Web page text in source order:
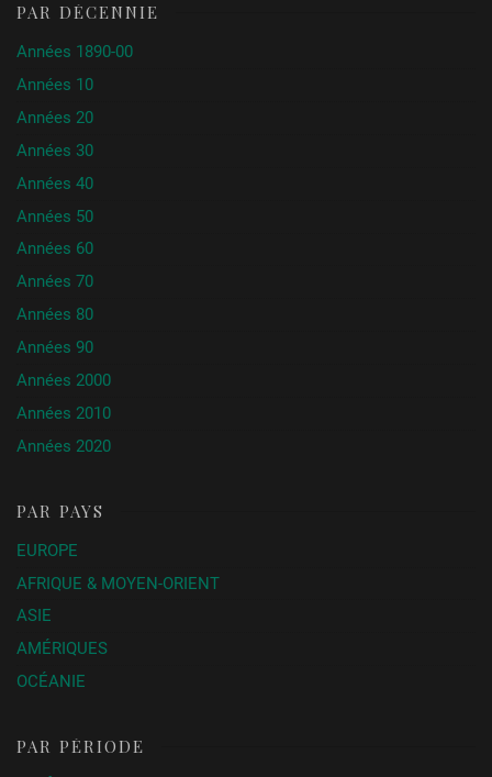
PAR DÉCENNIE
Années 1890-00
Années 10
Années 20
Années 30
Années 40
Années 50
Années 60
Années 70
Années 80
Années 90
Années 2000
Années 2010
Années 2020
PAR PAYS
EUROPE
AFRIQUE & MOYEN-ORIENT
ASIE
AMÉRIQUES
OCÉANIE
PAR PÉRIODE